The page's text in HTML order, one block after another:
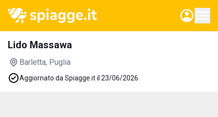
Lido Massawa
Barletta, Puglia
Aggiornato da Spiagge.it il 23/06/2026